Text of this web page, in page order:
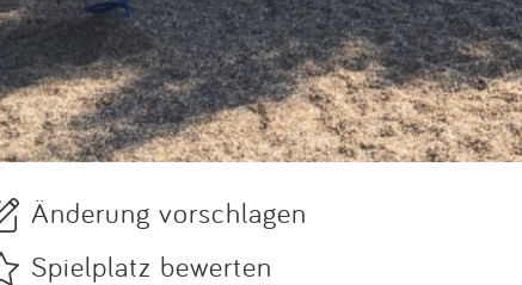
Änderung vorschlagen
Spielplatz bewerten